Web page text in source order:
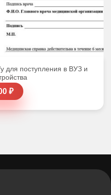
для поступления в ВУЗ и
₽